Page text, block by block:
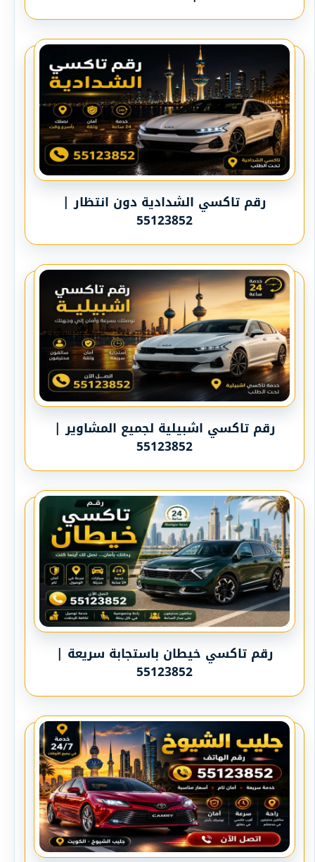
رقم تاكسي الشدادية دون انتظار |
55123852
رقم تاكسي اشبيلية لجميع المشاوير |
55123852
رقم تاكسي خيطان باستجابة سريعة |
55123852